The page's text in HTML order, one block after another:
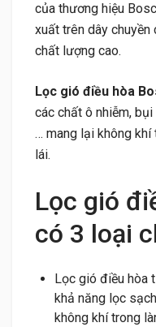
của thương hiệu
xuất trên dây
chất lượng cao.
Lọc gió điều hòa
các chất ô nhiễm,
… mang lại không khí
lái.
Lọc gió
có 3 loại
Lọc gió điều hòa
khả năng lọc
không khí trong